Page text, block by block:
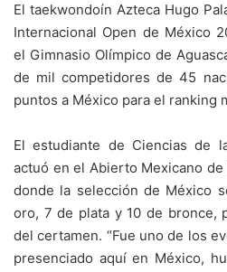
El taekwondoín Azteca Hugo
Internacional Open de México
el Gimnasio Olímpico de
de mil competidores de 45
puntos a México para el ranking
El estudiante de Ciencias de
actuó en el Abierto Mexicano de
donde la selección de México
oro, 7 de plata y 10 de bronce,
del certamen. “Fue uno de los
presenciado aquí en México,